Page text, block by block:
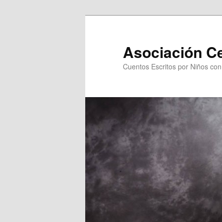
Asociación
Cuentos Escritos por Niños